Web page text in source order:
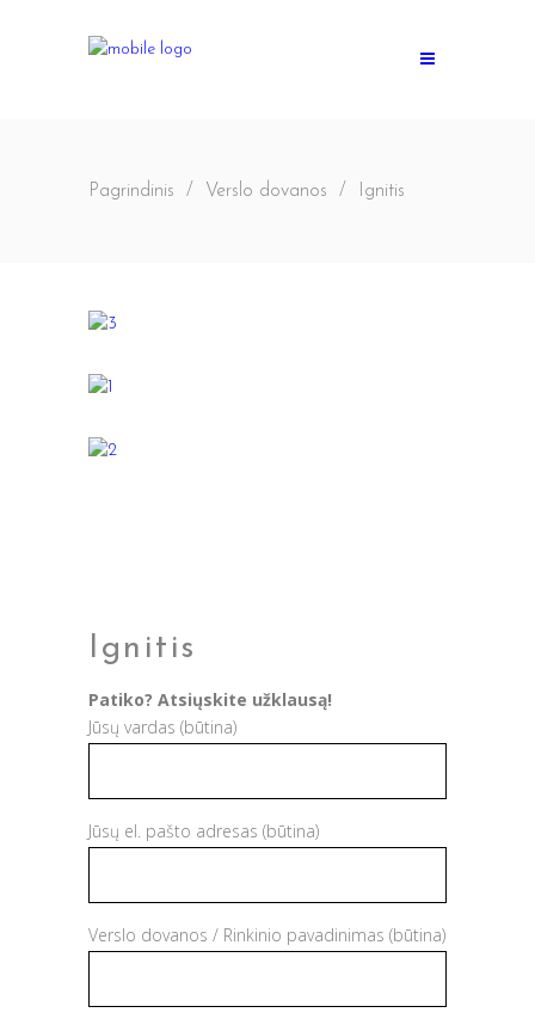
Pagrindinis / Verslo dovanos / Ignitis
Ignitis
Patiko? Atsiųskite užklausą!
Jūsų vardas (būtina)
Jūsų el. pašto adresas (būtina)
Verslo dovanos / Rinkinio pavadinimas (būtina)